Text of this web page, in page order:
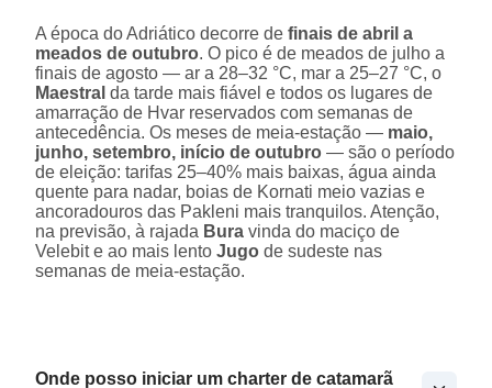
A época do Adriático decorre de finais de abril a
meados de outubro. O pico é de meados de julho a
finais de agosto — ar a 28–32 °C, mar a 25–27 °C, o
Maestral da tarde mais fiável e todos os lugares de
amarração de Hvar reservados com semanas de
antecedência. Os meses de meia-estação — maio,
junho, setembro, início de outubro — são o período
de eleição: tarifas 25–40% mais baixas, água ainda
quente para nadar, boias de Kornati meio vazias e
ancoradouros das Pakleni mais tranquilos. Atenção,
na previsão, à rajada Bura vinda do maciço de
Velebit e ao mais lento Jugo de sudeste nas
semanas de meia-estação.
Onde posso iniciar um charter de catamarã